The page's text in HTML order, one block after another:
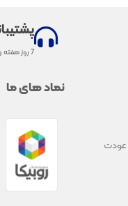
7 روز هفته و 24 ساعت شبانه روز
نماد های ما